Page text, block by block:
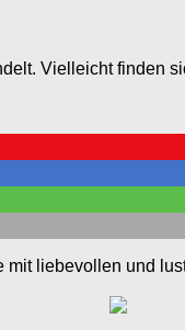
Vielleicht finden
mit liebevollen und